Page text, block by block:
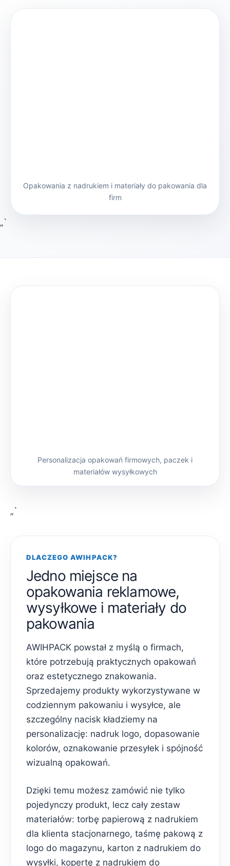
Opakowania z nadrukiem i materiały do pakowania dla
firm
„`
Personalizacja opakowań firmowych, paczek i
materiałów wysyłkowych
„`
DLACZEGO AWIHPACK?
Jedno miejsce na
opakowania reklamowe,
wysyłkowe i materiały do
pakowania
AWIHPACK powstał z myślą o firmach,
które potrzebują praktycznych opakowań
oraz estetycznego znakowania.
Sprzedajemy produkty wykorzystywane w
codziennym pakowaniu i wysyłce, ale
szczególny nacisk kładziemy na
personalizację: nadruk logo, dopasowanie
kolorów, oznakowanie przesyłek i spójność
wizualną opakowań.
Dzięki temu możesz zamówić nie tylko
pojedynczy produkt, lecz cały zestaw
materiałów: torbę papierową z nadrukiem
dla klienta stacjonarnego, taśmę pakową z
logo do magazynu, karton z nadrukiem do
wysyłki, kopertę z nadrukiem do